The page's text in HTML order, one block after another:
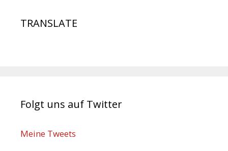
TRANSLATE
Folgt uns auf Twitter
Meine Tweets